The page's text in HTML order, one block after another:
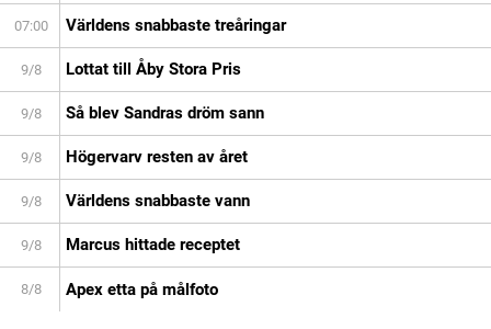
07:00 Världens snabbaste treåringar
9/8 Lottat till Åby Stora Pris
9/8 Så blev Sandras dröm sann
9/8 Högervarv resten av året
9/8 Världens snabbaste vann
9/8 Marcus hittade receptet
8/8 Apex etta på målfoto